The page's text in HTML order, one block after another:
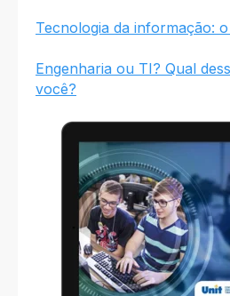
Tecnologia da informação:
Engenharia ou TI? Qual
você?